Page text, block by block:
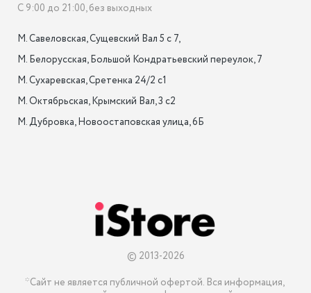
С 9:00 до 21:00, без выходных
М. Савеловская, Сущевский Вал 5 с 7,
М. Белорусская, Большой Кондратьевский переулок, 7
М. Сухаревская, Сретенка 24/2 с1
М. Октябрьская, Крымский Вал, 3 с2
М. Дубровка, Новоостаповская улица, 6Б
© 2013-2026
*Сайт не является публичной офертой. Вся информация,